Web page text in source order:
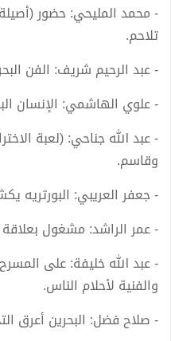
- محمد المليحي: حضور
تلاحم.
- عبد الرحيم شريف: الفن
- علوي الهاشمي: الإنسان
- عبد الله جناحي: (لعبة
وقاسم.
- جعفر العريبي: البورتريه
- عمر الراشد: مشغول
- عبد الله خليفة: على
والفنية لأحلام الناس.
- صلاح فضل: البحرين أعرق